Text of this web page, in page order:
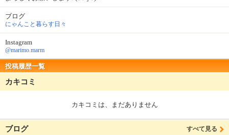
ブログ
にゃんこと暮らす日々
Instagram
@marimo.marm
投稿履歴一覧
カキコミ
カキコミは、まだありません
ブログ すべて見る